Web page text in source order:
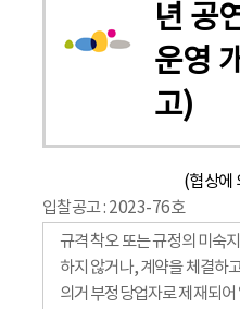
년 공
운영
고)
(협상에
입찰공고 : 2023-76호
규격 착오 또는 규정의 미숙
하지 않거나, 계약을 체결하
의거 부정당업자로 제재되